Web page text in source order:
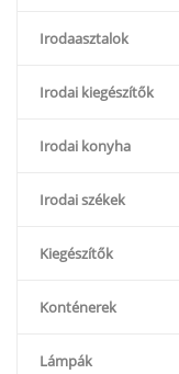
Irodaasztalok
Irodai kiegészítők
Irodai konyha
Irodai székek
Kiegészítők
Konténerek
Lámpák